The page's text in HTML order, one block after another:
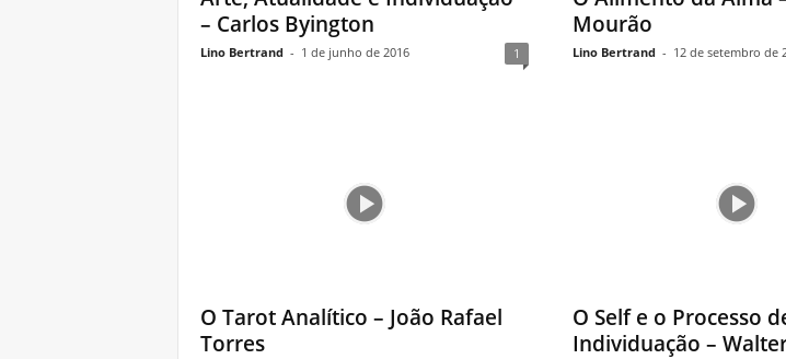
– Carlos Byington
Lino Bertrand - 1 de junho de 2016 1
Mourão
Lino Bertrand - 12 de setembro de
O Tarot Analítico – João Rafael
Torres
O Self e o Processo
Individuação –